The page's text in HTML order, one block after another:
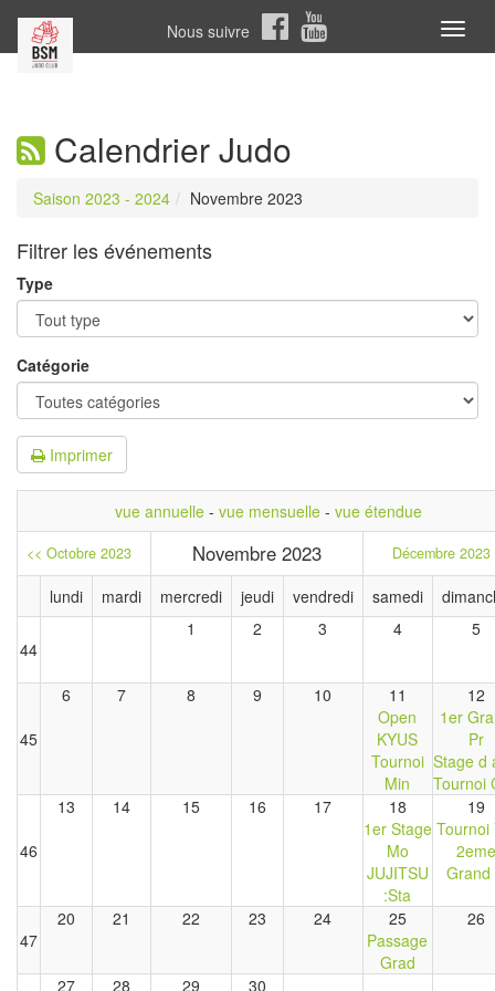
Nous suivre
Calendrier Judo
Saison 2023 - 2024 Novembre 2023
Filtrer les événements
Type
Catégorie
Imprimer
vue annuelle - vue mensuelle - vue étendue
<< Octobre 2023 Novembre 2023 Décembre 2023
lundi mardi mercredi jeudi vendredi samedi
44
1 2 3 4 5
45
6 7 8 9 10
11
Open
KYUS
Tournoi
Min
12
1er
Pr
Stage d
Tournoi
46
13 14 15 16 17
18
1er Stage
Mo
JUJITSU
:Sta
19
Tournoi
2eme
Grand
47
20 21 22 23 24
25
Passage
Grad
26
27 28 29 30